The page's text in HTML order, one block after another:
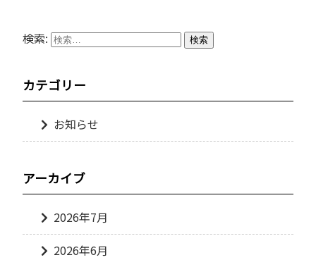
検索:
カテゴリー
お知らせ
アーカイブ
2026年7月
2026年6月